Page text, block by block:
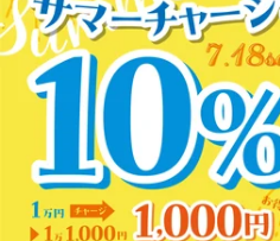
電話予約する042-704-8370
最近のブログ
8/9日(日)と10日(月)の空
こんにちは、Re.Ra.Ku ニトリ
当店では【Thai Stretch キャン
す！120分以上のコースが、
2026.08.09